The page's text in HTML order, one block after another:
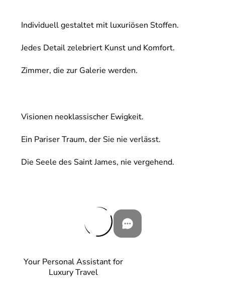
Your Personal Assistant for
Luxury Travel
Individuell gestaltet mit luxuriösen Stoffen.
Jedes Detail zelebriert Kunst und Komfort.
Zimmer, die zur Galerie werden.
Visionen neoklassischer Ewigkeit.
Ein Pariser Traum, der Sie nie verlässt.
Die Seele des Saint James, nie vergehend.